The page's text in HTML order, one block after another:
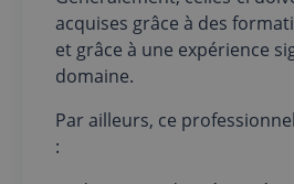
acquises grâce à des
et grâce à une expérience
domaine.
Par ailleurs, ce
: